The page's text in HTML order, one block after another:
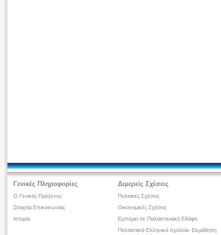
Γενικές Πληροφορίες
Ο Γενικός Πρόξενος
Στοιχεία Επικοινωνίας
Ιστορία
Διμερείς Σχέσεις
Πολιτικές Σχέσεις
Οικονομικές Σχέσεις
Εμπόριο σε Παλαιστινιακά Εδάφη
Πολιτιστικά-Ελληνικά σχολεία- Εκμάθηση